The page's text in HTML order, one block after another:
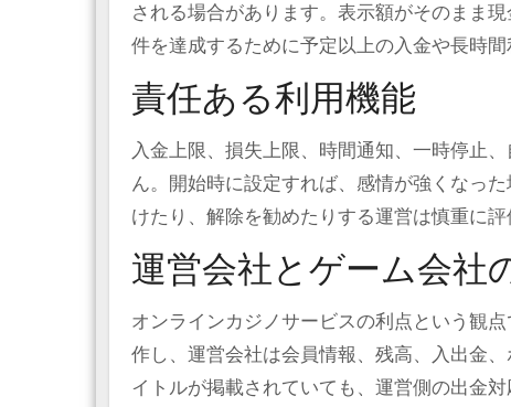
される場合があります。表示額がそのまま
件を達成するために予定以上の入金や長時
責任ある利用機能
入金上限、損失上限、時間通知、一時停止
ん。開始時に設定すれば、感情が強くなっ
けたり、解除を勧めたりする運営は慎重に評
運営会社とゲーム会社
オンラインカジノサービスの利点という観
作し、運営会社は会員情報、残高、入出金
イトルが掲載されていても、運営側の出金